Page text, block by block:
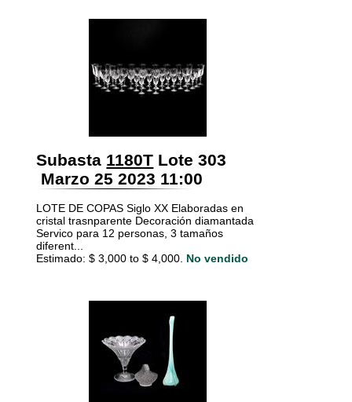
Subasta 1180T Lote 303
Marzo 25 2023 11:00
LOTE DE COPAS Siglo XX Elaboradas en
cristal trasnparente Decoración diamantada
Servico para 12 personas, 3 tamaños
diferent...
Estimado: $ 3,000 to $ 4,000. No vendido